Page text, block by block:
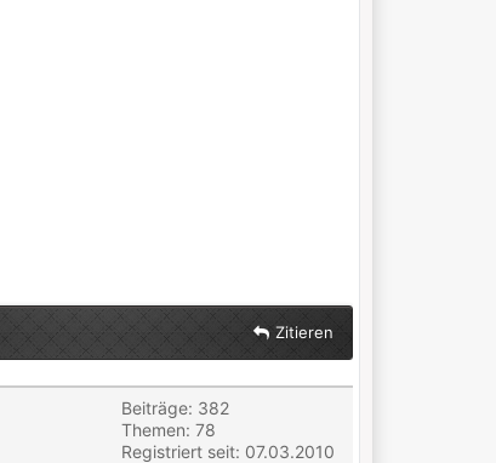
Zitieren
Beiträge: 382
Themen: 78
Registriert seit: 07.03.2010